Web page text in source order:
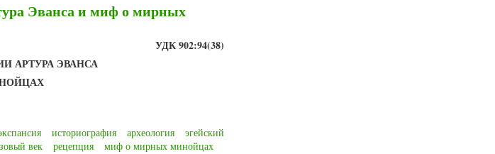
Эванса и миф о мирных
УДК 902:94(38)
АРТУРА ЭВАНСА
историография археология
эгейский
век
рецепция миф о мирных минойцах